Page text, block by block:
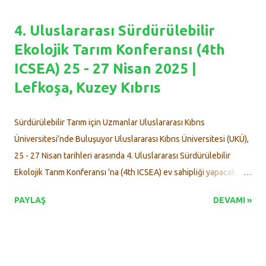
değerlendirilmiştir. Kentsel agroforestry gıda üretimi, karbon
yutak alanı oluşturma, iklimi düzenleme, toprak ıslahı, biyolojik
çeşitliliğin desteklenmesi ve toplumsal bütünleşme gibi çok
yönlü faydaları sunmaktadır. Tabakalı bitki tasarımı esasına dayalı
yenilebilir türlerin entegrasyonu hem estetik hem de
fonksiyonel kazanç sağlamaktadır. Ayrıca, sosyal etkileşimi
4. Uluslararası Sürdürülebilir
Ekolojik Tarım Konferansı (4th
ICSEA) 25 - 27 Nisan 2025 |
Lefkoşa, Kuzey Kıbrıs
Sürdürülebilir Tarım için Uzmanlar Uluslararası Kıbrıs
Üniversitesi’nde Buluşuyor Uluslararası Kıbrıs Üniversitesi (UKÜ),
25 - 27 Nisan tarihleri arasında 4. Uluslararası Sürdürülebilir
Ekolojik Tarım Konferansı 'na (4th ICSEA) ev sahipliği yapacak.
sunmayı amaçlayan konferans, sürdürülebilir ve çevre dostu
PAYLAŞ DEVAMI »